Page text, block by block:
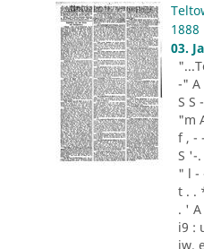
1888
03.
-" A
S S
"m
f , -
S '-
" l -
t . .
. ' A
i9 :
iw.